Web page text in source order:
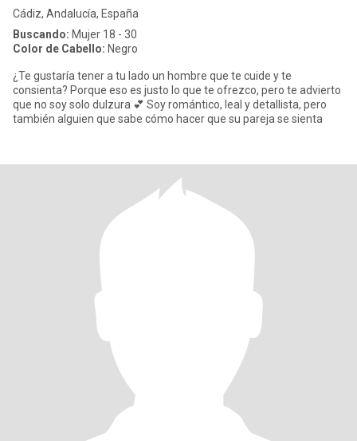
Cádiz, Andalucía, España
Buscando: Mujer 18 - 30
Color de Cabello: Negro
¿Te gustaría tener a tu lado un hombre que te cuide y te
consienta? Porque eso es justo lo que te ofrezco, pero te advierto
que no soy solo dulzura 💕 Soy romántico, leal y detallista, pero
también alguien que sabe cómo hacer que su pareja se sienta